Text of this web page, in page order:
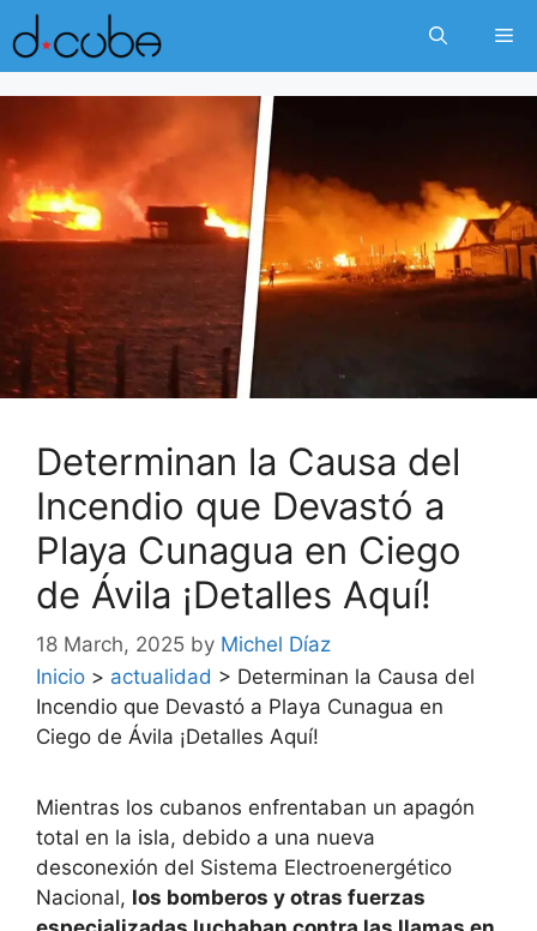
Skip
to
content
Determinan la Causa del
Incendio que Devastó a
Playa Cunagua en Ciego
de Ávila ¡Detalles Aquí!
18 March, 2025 by Michel Díaz
Inicio > actualidad > Determinan la Causa del
Incendio que Devastó a Playa Cunagua en
Ciego de Ávila ¡Detalles Aquí!
Mientras los cubanos enfrentaban un apagón
total en la isla, debido a una nueva
desconexión del Sistema Electroenergético
Nacional, los bomberos y otras fuerzas